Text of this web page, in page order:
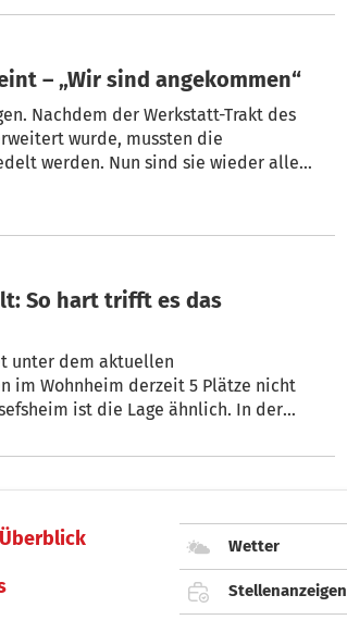
– „Wir sind angekommen“
Nachdem der Werkstatt-Trakt des
wurde, mussten die
sie wieder alle
unter dem aktuellen
im Wohnheim derzeit 5 Plätze nicht
ist die Lage ähnlich. In der
Wetter
Stellenanzeigen